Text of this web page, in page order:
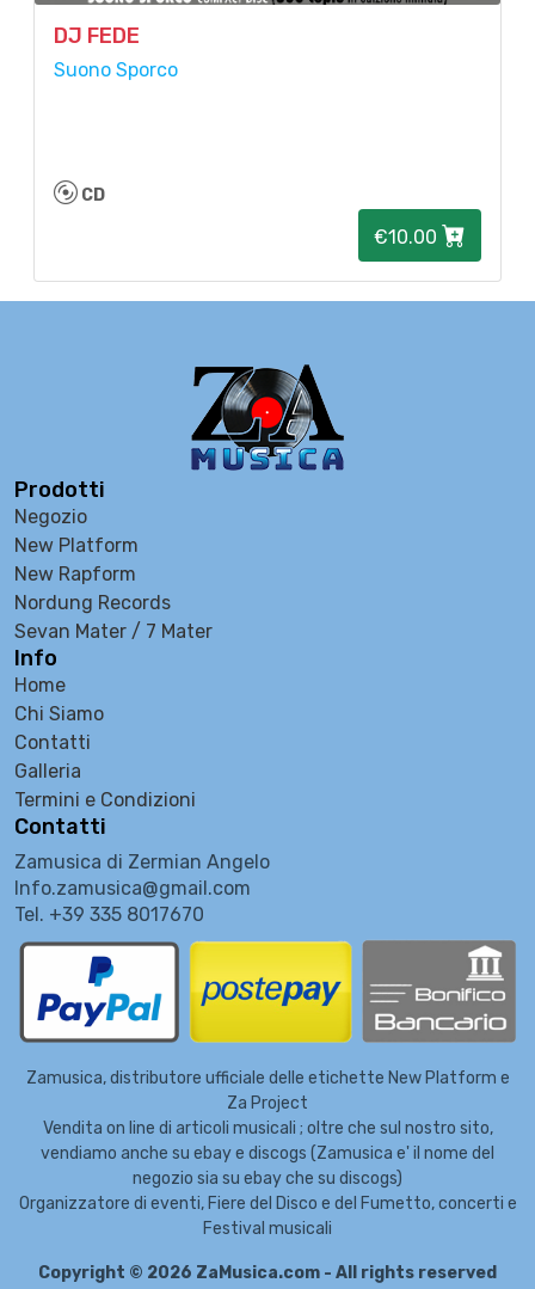
DJ FEDE
Suono Sporco
CD
€10.00
Prodotti
Negozio
New Platform
New Rapform
Nordung Records
Sevan Mater / 7 Mater
Info
Home
Chi Siamo
Contatti
Galleria
Termini e Condizioni
Contatti
Zamusica di Zermian Angelo
Info.zamusica@gmail.com
Tel. +39 335 8017670
Zamusica, distributore ufficiale delle etichette New Platform e
Za Project
Vendita on line di articoli musicali ; oltre che sul nostro sito,
vendiamo anche su ebay e discogs (Zamusica e' il nome del
negozio sia su ebay che su discogs)
Organizzatore di eventi, Fiere del Disco e del Fumetto, concerti e
Festival musicali
Copyright © 2026 ZaMusica.com - All rights reserved